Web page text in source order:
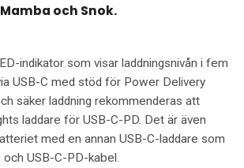
och Snok.
indikator som visar laddningsnivån i fem
USB-C med stöd för Power Delivery
säker laddning rekommenderas att
laddare för USB-C-PD. Det är även
med en annan USB-C-laddare som
USB-C-PD-kabel.